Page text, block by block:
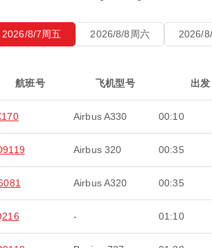
2026/8/7周五 2026/8/8周六 2026/
航班号 飞机型号 出发
Airbus A330 00:10
Airbus 320 00:35
Airbus A320 00:35
- 01:10